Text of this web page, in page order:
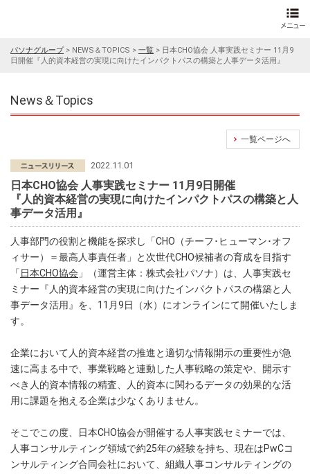
パソナグループ> NEWS＆TOPICS > 一覧 > 日本CHO協会 人事実践セミナー 11月9
日開催『人的資本経営の実現に向けたインパクトパスの構築と人事データ活用』
News＆Topics
一覧ページへ
2022.11.01
日本CHO協会 人事実践セミナー 11月9日開催
『人的資本経営の実現に向けたインパクトパスの構築と人
事データ活用』
人事部門の役割と機能を探求し「CHO（チーフ･ヒューマン･オフ
ィサー）＝最高人事責任者」と次世代CHO候補者の育成を目指す
「 日本CHO協会 」（運営主体：株式会社パソナ）は、人事実践セ
ミナー『人的資本経営の実現に向けたインパクトパスの構築と人
事データ活用』を、11月9日（水）にオンラインにて開催いたしま
す。
企業において人的資本経営の推進と適切な情報開示の重要性が急
速に高まる中で、事業戦略と連動した人事戦略の策定や、開示す
べき人的資本情報の精査、人的資本に関わるデータの効果的な活
用に課題を抱える企業は少なくありません。
そこでこの度、日本CHO協会が開催する人事実践セミナーでは、
人事コンサルティング領域で約25年の経験を持ち、現在はPwCコ
ンサルティング合同会社において、組織人事コンサルティングの